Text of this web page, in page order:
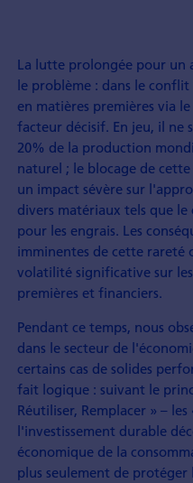
La lutte prolongée pour un
le problème : dans le
en matières premières via
facteur décisif. En jeu, il ne
20% de la production
naturel ; le blocage de
un impact sévère sur
divers matériaux tels que
pour les engrais. Les
imminentes de cette rareté
volatilité significative sur
premières et financiers.
Pendant ce temps, nous
dans le secteur de
certains cas de solides
fait logique : suivant le
Réutiliser, Remplacer » –
l'investissement durable
économique de la
plus seulement de